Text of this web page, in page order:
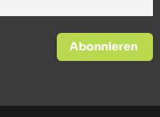
Abonnieren